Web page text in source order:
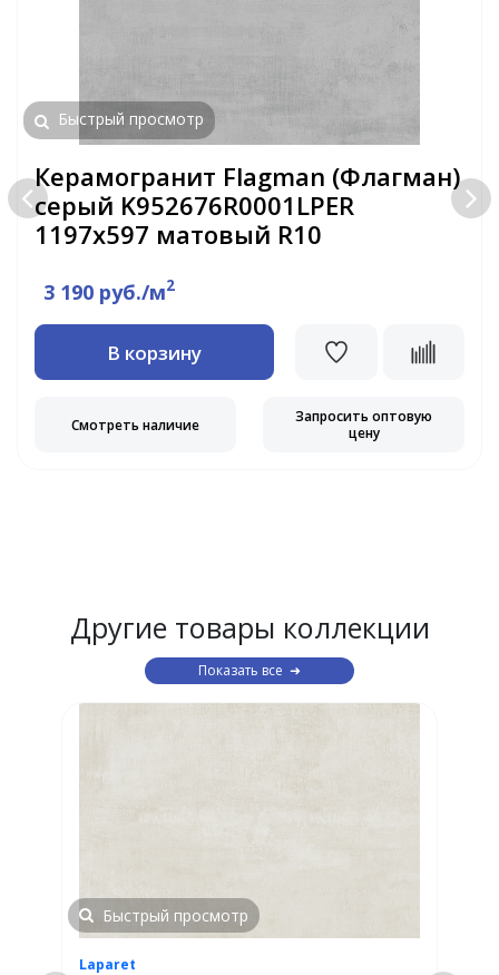
Быстрый просмотр
Керамогранит Flagman (Флагман)
серый K952676R0001LPER
1197x597 матовый R10
3 190 руб./м2
В корзину
Смотреть наличие
Запросить оптовую
цену
Другие товары коллекции
Показать все
Быстрый просмотр
Laparet